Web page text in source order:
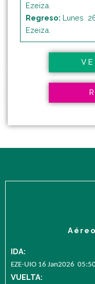
Ezeiza.
Regreso: Lunes
Ezeiza.
IDA:
EZE-UIO 16 Jan2026
VUELTA: